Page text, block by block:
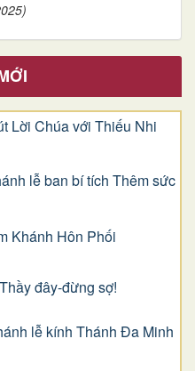
Lời Chúa với Thiếu Nhi
lễ ban bí tích Thêm sức
Khánh Hôn Phối
đây-đừng sợ!
lễ kính Thánh Đa Minh